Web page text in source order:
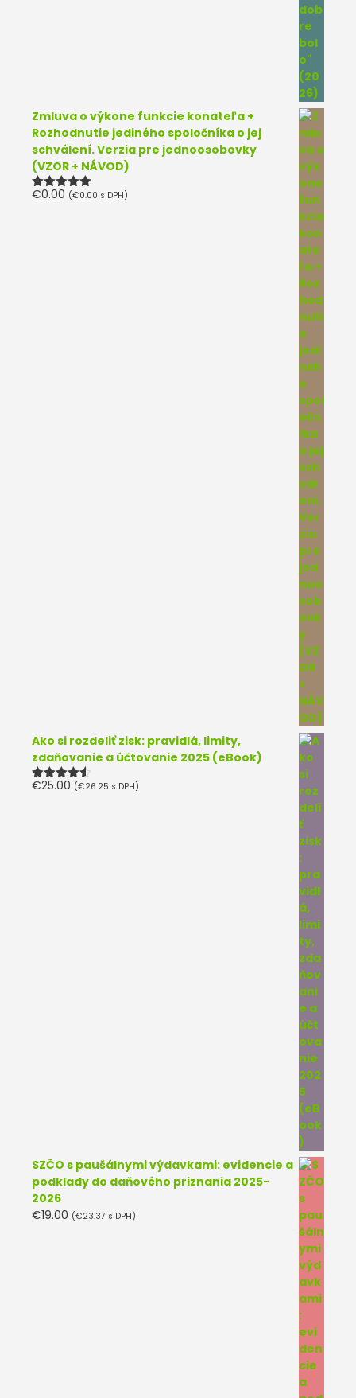
Zmluva o výkone funkcie konateľa +
Rozhodnutie jediného spoločníka o jej
schválení. Verzia pre jednoosobovky
(VZOR + NÁVOD)
Hodnotenie
€0.00 (€0.00 s DPH)
Ako si rozdeliť zisk: pravidlá, limity,
zdaňovanie a účtovanie 2025 (eBook)
Hodnotenie
€25.00 (€26.25 s DPH)
SZČO s paušálnymi výdavkami: evidencie a
podklady do daňového priznania 2025-
2026
€19.00 (€23.37 s DPH)